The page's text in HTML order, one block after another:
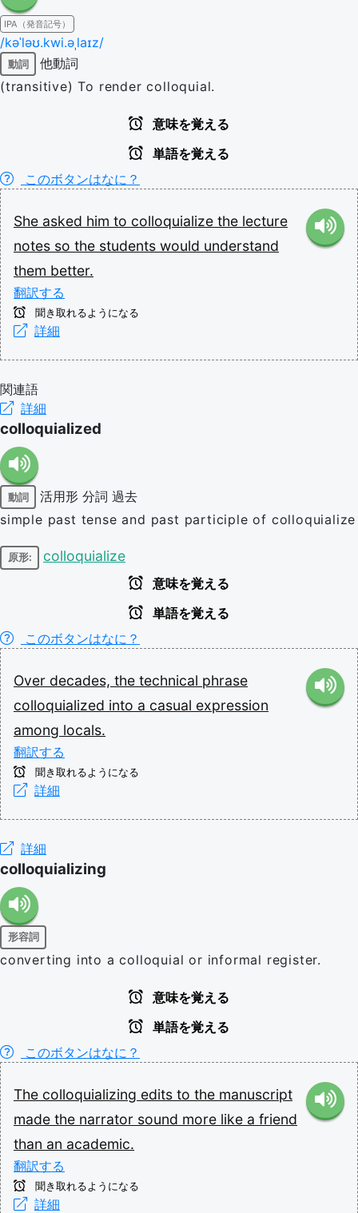
IPA（発音記号）
/kəˈləʊ.kwi.əˌlaɪz/
動詞
他動詞
(transitive) To render colloquial.
意味を覚える
単語を覚える
このボタンはなに？
She asked him to colloquialize the lecture
notes so the students would understand
them better.
翻訳する
聞き取れるようになる
詳細
関連語
詳細
colloquialized
動詞 活用形 分詞 過去
simple past tense and past participle of colloquialize
原形: colloquialize
意味を覚える
単語を覚える
このボタンはなに？
Over decades, the technical phrase
colloquialized into a casual expression
among locals.
翻訳する
聞き取れるようになる
詳細
詳細
colloquializing
形容詞
converting into a colloquial or informal register.
意味を覚える
単語を覚える
このボタンはなに？
The colloquializing edits to the manuscript
made the narrator sound more like a friend
than an academic.
翻訳する
聞き取れるようになる
詳細